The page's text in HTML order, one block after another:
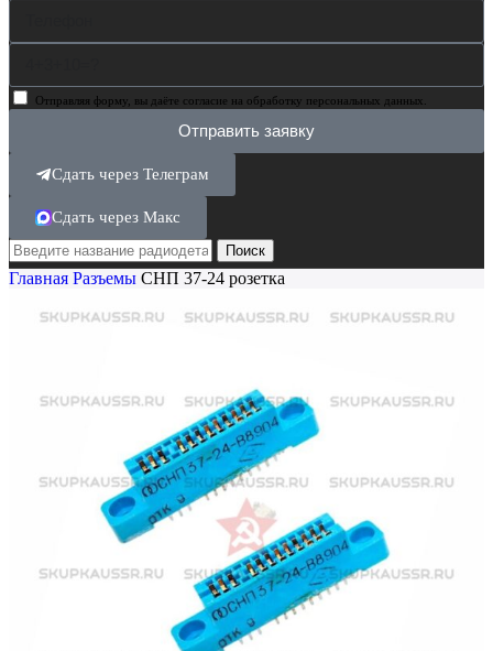
Отправляя форму, вы даёте согласие на обработку персональных данных.
Отправить заявку
Сдать через Телеграм
Сдать через Макс
Поиск
Главная Разъемы СНП 37-24 розетка